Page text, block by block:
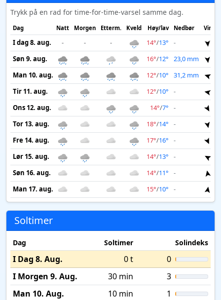
Trykk på en rad for time-for-time-varsel samme dag.
Dag Natt Morgen Etterm. Kveld Høy/lav Nedbør Vind
I dag 8. aug. - - - 14°/13° -
Søn 9. aug.
16°/12° 23,0 mm
Man 10. aug.
12°/10° 31,2 mm
Tir 11. aug.
12°/10° -
Ons 12. aug.
14°/7° -
Tor 13. aug.
18°/14° -
Fre 14. aug.
17°/16° -
Lør 15. aug.
14°/13° -
Søn 16. aug.
14°/11° -
Man 17. aug.
15°/10° -
Soltimer
Dag Soltimer Solindeks
I Dag 8. Aug. 0 t
0
I Morgen 9. Aug.
30 min
3
Man 10. Aug.
10 min
1